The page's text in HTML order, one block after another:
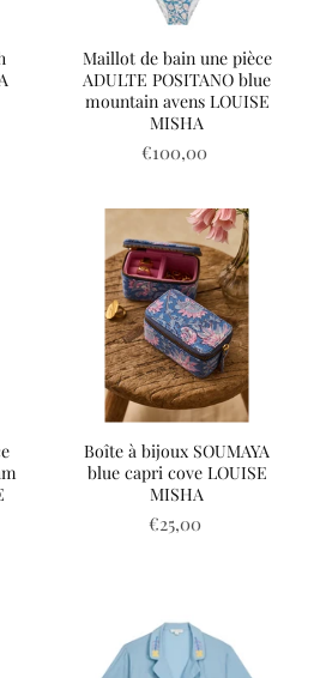
Maillot de bain une pièce
ADULTE POSITANO blue
mountain avens LOUISE
MISHA
€100,00
Boîte à bijoux SOUMAYA
blue capri cove LOUISE
MISHA
€25,00